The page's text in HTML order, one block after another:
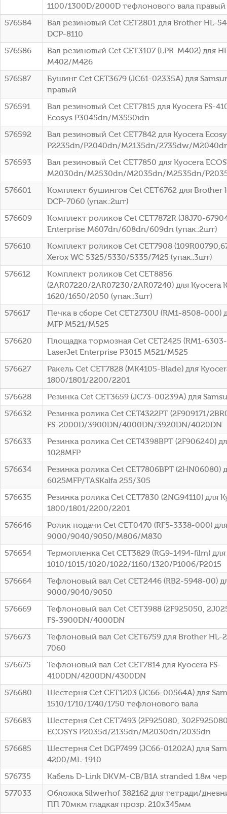
1100/1300D/2000D тефлонового вала правый
576584
Вал резиновый Cet CET2801 для Brother HL-
DCP-8110
576586
Вал резиновый Cet CET3107 (LPR-M402) для
M402/M426
576587
Бушинг Cet CET3679 (JC61-02335A) для
правый
576591
Вал резиновый Cet CET7815 для Kyocera FS-
Ecosys P3045dn/M3550idn
576592
Вал резиновый Cet CET7842 для Kyocera
P2235dn/P2040dn/M2135dn/2735dw/
576593
Вал резиновый Cet CET7850 для Kyocera
M2030dn/M2530dn/M2035dn/M2535dn/
576601
Комплект бушингов Cet CET6762 для Brother
DCP-7060 (упак.:2шт)
576609
Комплект роликов Cet CET7872R (J8J70-
Enterprise M607dn/608dn/609dn (упак.:2шт)
576610
Комплект роликов Cet CET7908
Xerox WC 5325/5330/5335/7425 (упак.:3шт)
576612
Комплект роликов Cet CET8856
(2AR07220/2AR07230/2AR07240) для Kyocera
1620/1650/2050 (упак.:3шт)
576617
Печка в сборе Cet CET2730U (RM1-8508-000)
MFP M521/M525
576620
Площадка тормозная Cet CET2425 (RM1-
LaserJet Enterprise P3015 M521/M525
576627
Ракель Cet CET7828 (MK4105-Blade) для
1800/1801/2200/2201
576628
Резинка Cet CET3659 (JC73-00239A) для
576632
Резинка ролика Cet CET4322PT (2F909171/
FS-2000D/3900DN/4000DN/3920DN/4020DN
576633
Резинка ролика Cet CET4398BPT (2F906240)
1028MFP
576634
Резинка ролика Cet CET7806BPT (2HN06080)
6025MFP/TASKalfa 255/305
576635
Резинка ролика Cet CET7830 (2NG94110) для
1800/1801/2200/2201
576646
Ролик подачи Cet CET0470 (RF5-3338-000)
9000/9040/9050/M806/M830
576654
Термопленка Cet CET3829 (RG9-1494-film) для
1010/1015/1020/1022/1160/1320/P1006/P2015
576664
Тефлоновый вал Cet CET2446 (RB2-5948-00)
9000/9040/9050
576669
Тефлоновый вал Cet CET3988 (2F925050,
FS-3900DN/4000DN
576673
Тефлоновый вал Cet CET6759 для Brother HL-
7060
576675
Тефлоновый вал Cet CET7814 для Kyocera FS-
4100DN/4200DN/4300DN
576680
Шестерня Cet CET1203 (JC66-00564A) для
1510/1710/1740/1750 тефлонового вала
576683
Шестерня Cet CET7493 (2F925080,
ECOSYS P2035d/2135dn/M2030dn/2035dn
576685
Шестерня Cet DGP7499 (JC66-01202A) для
4200/ML-1910
576735
Кабель D-Link DKVM-CB/B1A stranded 1.8м
577033
Обложка Silwerhof 382162 для тетради/
ПП 70мкм гладкая прозр. 210x345мм